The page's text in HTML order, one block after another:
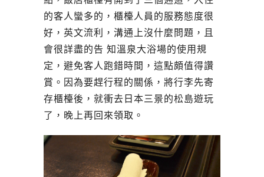
的客人蠻多的，櫃檯人員的服務態度很
好，英文流利，溝通上沒什麼問題，且
會很詳盡的告 知溫泉大浴場的使用規
定，避免客人跑錯時間，這點頗值得讚
賞。因為要趕行程的關係，將行李先寄
存櫃檯後，就衝去日本三景的松島遊玩
了，晚上再回來領取。